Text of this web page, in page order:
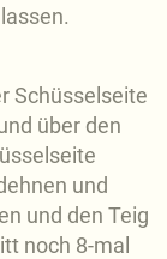
Schüsselseite
über den
und
und den Teig
noch 8-mal